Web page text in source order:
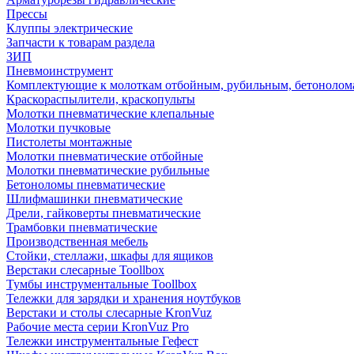
Прессы
Клуппы электрические
Запчасти к товарам раздела
ЗИП
Пневмоинструмент
Комплектующие к молоткам отбойным, рубильным,
Краскораспылители, краскопульты
Молотки пневматические клепальные
Молотки пучковые
Пистолеты монтажные
Молотки пневматические отбойные
Молотки пневматические рубильные
Бетоноломы пневматические
Шлифмашинки пневматические
Дрели, гайковерты пневматические
Трамбовки пневматические
Производственная мебель
Стойки, стеллажи, шкафы для ящиков
Верстаки слесарные Toollbox
Тумбы инструментальные Toollbox
Тележки для зарядки и хранения ноутбуков
Верстаки и столы слесарные KronVuz
Рабочие места серии KronVuz Pro
Тележки инструментальные Гефест